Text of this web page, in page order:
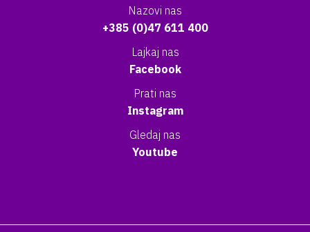
Nazovi nas
+385 (0)47 611 400
Lajkaj nas
Facebook
Prati nas
Instagram
Gledaj nas
Youtube